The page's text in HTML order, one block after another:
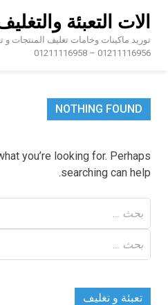
content
الات التعبئة
01211116956 – 01211116958
NOTHING FOUND
you’re looking for. Perhaps
searching can help.
عن:
عن:
تعبئة و تغليف